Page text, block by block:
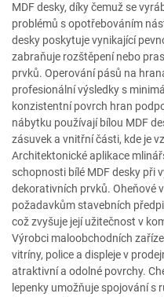
MDF desky, díky čemuž se
problémů s opotřebováním
desky poskytuje vynikající
zabraňuje rozštěpení nebo
prvků. Operování pásů na
profesionální výsledky s
konzistentní povrch hran
nábytku používají bílou MDF
zásuvek a vnitřní části, kde je
Architektonické aplikace
schopnosti bílé MDF desky při
dekorativních prvků. Oheňové
požadavkům stavebních
což zvyšuje její užitečnost v
Výrobci maloobchodních
vitríny, police a displeje v
atraktivní a odolné povrchy.
lepenky umožňuje spojování s